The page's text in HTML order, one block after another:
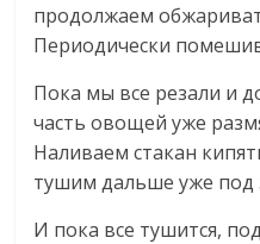
продолжаем
Периодически
Пока мы все резали и
часть овощей уже
Наливаем стакан
тушим дальше уже
И пока все тушится,